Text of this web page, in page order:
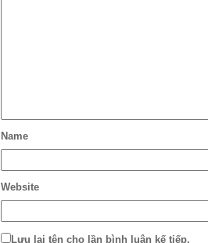
Name
Website
Lưu lại tên cho lần bình luận kế tiếp.